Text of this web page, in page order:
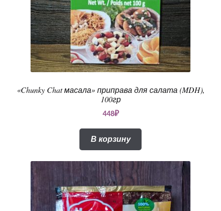
«Chunky Chat масала» приправа для салата (MDH),
100гр
448₽
В корзину